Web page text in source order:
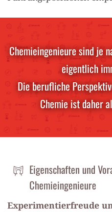
Chemieingenieure sind je
eigentlich
Die berufliche
Chemie ist daher
Eigenschaften und
Chemieingenieure
Experimentierfreude